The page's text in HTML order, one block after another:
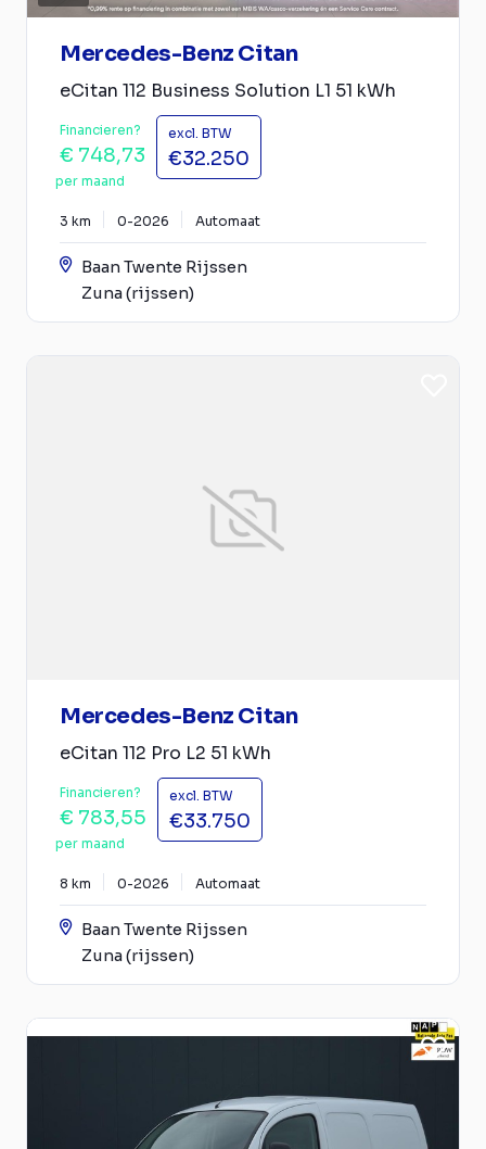
Mercedes-Benz Citan
eCitan 112 Business Solution L1 51 kWh
Financieren?
€ 748,73
per maand
excl. BTW
€32.250
3 km 0-2026 Automaat
Baan Twente Rijssen
Zuna (rijssen)
Mercedes-Benz Citan
eCitan 112 Pro L2 51 kWh
Financieren?
€ 783,55
per maand
excl. BTW
€33.750
8 km 0-2026 Automaat
Baan Twente Rijssen
Zuna (rijssen)